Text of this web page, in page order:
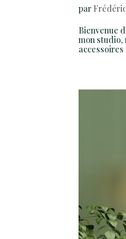
par
Bienvenue
mon studio,
accessoires